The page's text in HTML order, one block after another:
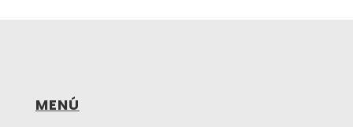
MENÚ